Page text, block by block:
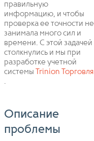
правильную
информацию, и чтобы
проверка ее точности не
занимала много сил и
времени. С этой задачей
столкнулись и мы при
разработке учетной
системы
Trinion Торговля
.
Описание
проблемы